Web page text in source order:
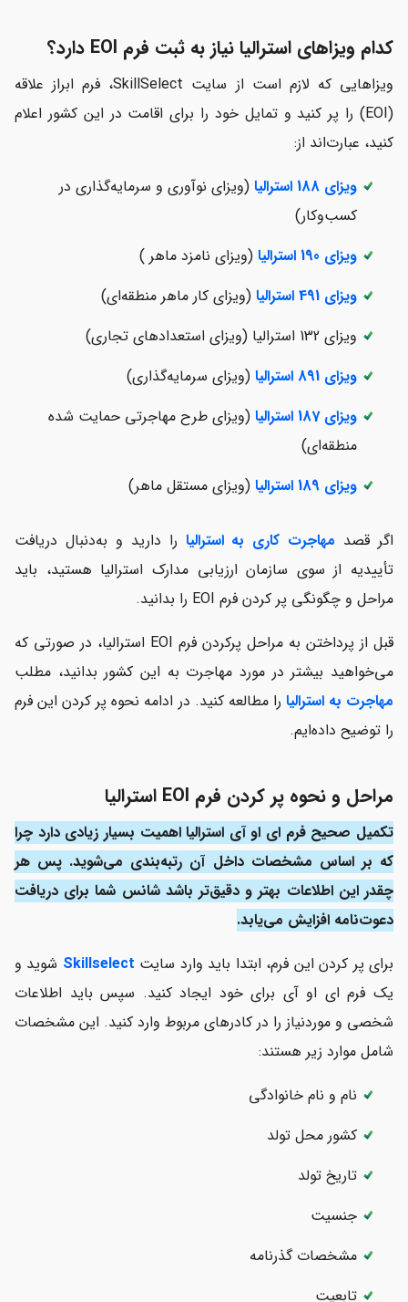
کدام ویزاهای استرالیا نیاز به ثبت فرم EOI دارد؟
ویزاهایی که لازم است از سایت SkillSelect، فرم ابراز علاقه
(EOI) را پر کنید و تمایل خود را برای اقامت در این کشور اعلام
کنید، عبارت‌اند از:
ویزای 188 استرالیا
(ویزای نوآوری و سرمایه‌گذاری در
کسب‌وکار)
ویزای 190 استرالیا
(ویزای نامزد ماهر )
ویزای 491 استرالیا
(ویزای کار ماهر منطقه‌ای)
ویزای 132 استرالیا (ویزای استعدادهای تجاری)
ویزای 891 استرالیا
(ویزای سرمایه‌گذاری)
ویزای 187 استرالیا
(ویزای طرح مهاجرتی حمایت شده
منطقه‌ای)
ویزای 189 استرالیا
(ویزای مستقل ماهر)
اگر قصد مهاجرت کاری به استرالیا را دارید و به‌دنبال دریافت
تأییدیه از سوی سازمان ارزیابی مدارک استرالیا هستید، باید
مراحل و چگونگی پر کردن فرم EOI را بدانید.
قبل از پرداختن به مراحل پرکردن فرم EOI استرالیا، در صورتی که
می‌خواهید بیشتر در مورد مهاجرت به این کشور بدانید، مطلب
مهاجرت به استرالیا را مطالعه کنید. در ادامه نحوه پر کردن این فرم
را توضیح داده‌ایم.
مراحل و نحوه پر کردن فرم EOI استرالیا
تکمیل صحیح فرم ای او آی استرالیا اهمیت بسیار زیادی دارد چرا
که بر اساس مشخصات داخل آن رتبه‌بندی می‌شوید. پس هر
چقدر این اطلاعات بهتر و دقیق‌تر باشد شانس شما برای دریافت
دعوت‌نامه افزایش می‌یابد.
برای پر کردن این فرم، ابتدا باید وارد سایت Skillselect شوید و
یک فرم ای او آی برای خود ایجاد کنید. سپس باید اطلاعات
شخصی و موردنیاز را در کادرهای مربوط وارد کنید. این مشخصات
شامل موارد زیر هستند:
نام و نام خانوادگی
کشور محل تولد
تاریخ تولد
جنسیت
مشخصات گذرنامه
تابعیت